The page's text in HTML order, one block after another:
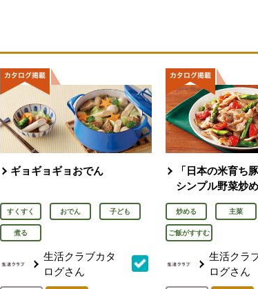
ギョギョギョおでん
すくすく おでん 子ども
煮る
生活クラブカタ
ログさん
「日本の米育ち
シンプル野菜炒め
炒める 主菜
ご飯がすすむ
生活クラ
ログさん